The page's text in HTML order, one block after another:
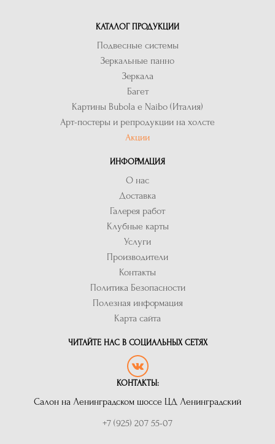
КАТАЛОГ ПРОДУКЦИИ
Подвесные системы
Зеркальные панно
Зеркала
Багет
Картины Bubola e Naibo (Италия)
Арт-постеры и репродукции на холсте
Акции
ИНФОРМАЦИЯ
О нас
Доставка
Галерея работ
Клубные карты
Услуги
Производители
Контакты
Политика Безопасности
Полезная информация
Карта сайта
ЧИТАЙТЕ НАС В СОЦИАЛЬНЫХ СЕТЯХ
КОНТАКТЫ:
Салон на Ленинградском шоссе ЦД Ленинградский
+7 (925) 207 55-07